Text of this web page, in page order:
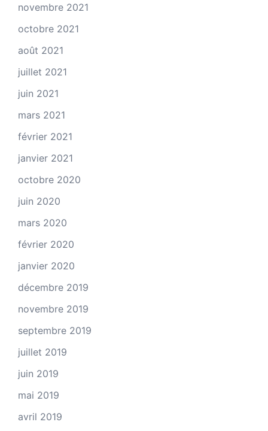
novembre 2021
octobre 2021
août 2021
juillet 2021
juin 2021
mars 2021
février 2021
janvier 2021
octobre 2020
juin 2020
mars 2020
février 2020
janvier 2020
décembre 2019
novembre 2019
septembre 2019
juillet 2019
juin 2019
mai 2019
avril 2019